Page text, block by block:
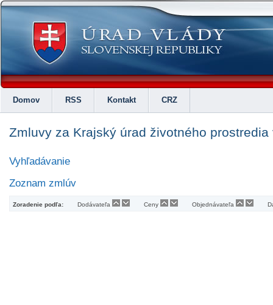
Domov RSS Kontakt CRZ
Zmluvy za Krajský úrad životného prostredia
Vyhľadávanie
Zoznam zmlúv
Zoradenie podľa: Dodávateľa Ceny Objednávateľa